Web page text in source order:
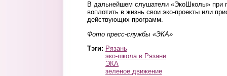
В дальнейшем слушатели «ЭкоШколы» при
воплотить в жизнь свои эко-проекты или
действующих программ.
Фото пресс-службы «ЭКА»
Тэги: Рязань
эко-школа в Рязани
ЭКА
зеленое движение